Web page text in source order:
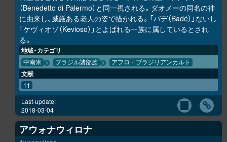
（Benedetto di Palermo）と同一視される。ダオメーの同名の神
に由来し、威厳ある老人の姿で描かれる。「バデ（Badé）」ないし
「ケヴィオソ（Kevioso）」とよばれる一族に属しているとされ
る。
地域・カテゴリ
中南米 ブラジル諸部族 アフロ・ブラジリアンカルト
文献
11
Last-update:
2018-03-04
アウォナウィロナ